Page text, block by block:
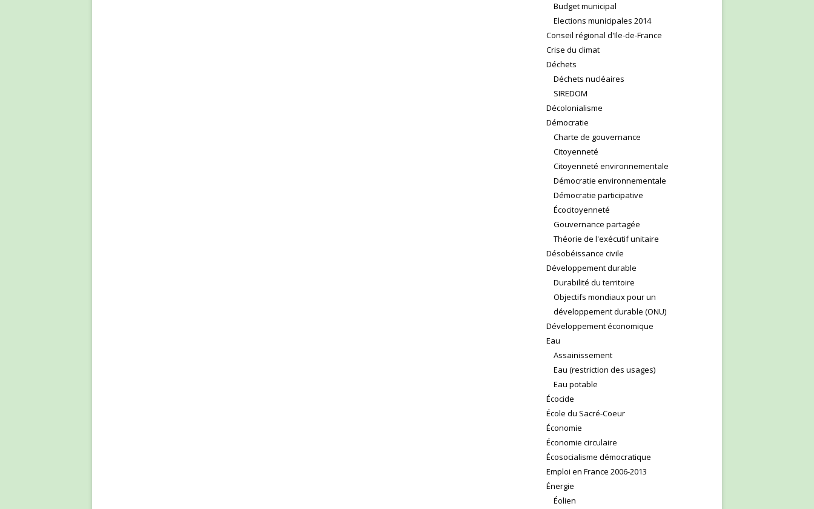
Budget municipal
Elections municipales 2014
Conseil régional d'Ile-de-France
Crise du climat
Déchets
Déchets nucléaires
SIREDOM
Décolonialisme
Démocratie
Charte de gouvernance
Citoyenneté
Citoyenneté environnementale
Démocratie environnementale
Démocratie participative
Écocitoyenneté
Gouvernance partagée
Théorie de l'exécutif unitaire
Désobéissance civile
Développement durable
Durabilité du territoire
Objectifs mondiaux pour un
développement durable (ONU)
Développement économique
Eau
Assainissement
Eau (restriction des usages)
Eau potable
Écocide
École du Sacré-Coeur
Économie
Économie circulaire
Écosocialisme démocratique
Emploi en France 2006-2013
Énergie
Éolien